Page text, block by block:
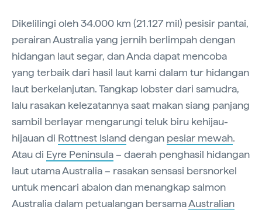
Dikelilingi oleh 34.000 km (21.127 mil) pesisir pantai,
perairan Australia yang jernih berlimpah dengan
hidangan laut segar, dan Anda dapat mencoba
yang terbaik dari hasil laut kami dalam tur hidangan
laut berkelanjutan. Tangkap lobster dari samudra,
lalu rasakan kelezatannya saat makan siang panjang
sambil berlayar mengarungi teluk biru kehijau-
hijauan di Rottnest Island dengan pesiar mewah.
Atau di Eyre Peninsula– daerah penghasil hidangan
laut utama Australia – rasakan sensasi bersnorkel
untuk mencari abalon dan menangkap salmon
Australia dalam petualangan bersamaAustralian